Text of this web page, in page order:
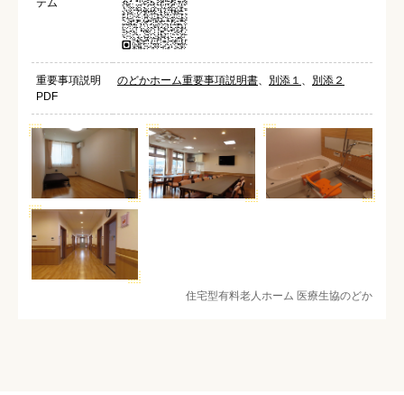
テム
重要事項説明
PDF
のどかホーム重要事項説明書、 別添１ 、 別添２
住宅型有料老人ホーム 医療生協のどか